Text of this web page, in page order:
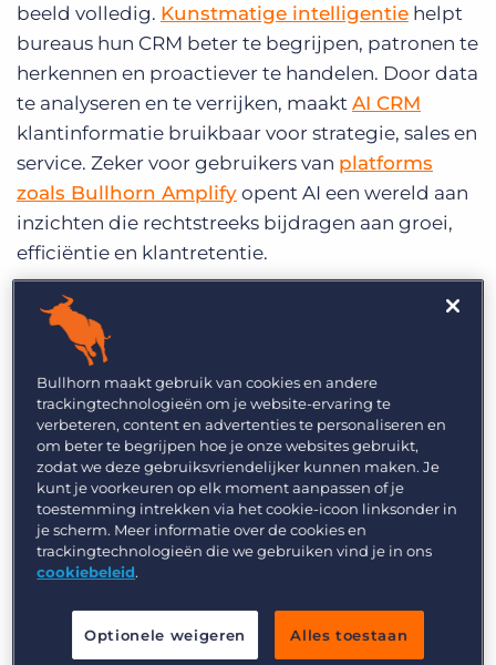
beeld volledig. Kunstmatige intelligentie helpt
bureaus hun CRM beter te begrijpen, patronen te
herkennen en proactiever te handelen. Door data
te analyseren en te verrijken, maakt AI CRM
klantinformatie bruikbaar voor strategie, sales en
service. Zeker voor gebruikers van platforms
zoals Bullhorn Amplify opent AI een wereld aan
inzichten die rechtstreeks bijdragen aan groei,
efficiëntie en klantretentie.
Waarom CRM-data vaak
niet optimaal benut
wordt
In elk recruitment CRM staat een schat aan
informatie: notities over klantgesprekken, e-
mails, opdrachtgeschiedenis, plaatsingen en
voorkeuren. Maar zonder structuur of analyse
blijven die gegevens al snel versnipperd. Veel
teams registreren trouw hun activiteiten, maar
doen er weinig mee.
Bullhorn maakt gebruik van cookies en andere
trackingtechnologieën om je website-ervaring te
verbeteren, content en advertenties te personaliseren en
om beter te begrijpen hoe je onze websites gebruikt,
zodat we deze gebruiksvriendelijker kunnen maken. Je
kunt je voorkeuren op elk moment aanpassen of je
toestemming intrekken via het cookie-icoon linksonder in
je scherm. Meer informatie over de cookies en
trackingtechnologieën die we gebruiken vind je in ons
cookiebeleid.
Optionele weigeren Alles toestaan